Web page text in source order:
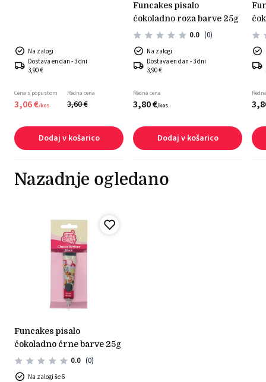
Na zalogi
Dostava en dan - 3 dni
3,90 €
Cena s popustom
3,06€/kos
Redna cena
3,60€
Dodaj v košarico
funcakes pisalo
čokoladno roza barve 25g
0.0 (0)
Na zalogi
Dostava en dan - 3 dni
3,90 €
Redna cena
3,80€/kos
Dodaj v košarico
funcakes pisalo
3,
Nazadnje ogledano
funcakes pisalo
čokoladno črne barve 25g
0.0 (0)
Na zalogi še 6